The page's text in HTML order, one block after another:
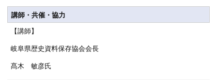
講師・共催・協力
【講師】
岐阜県歴史資料保存協会会長
髙木 敏彦氏